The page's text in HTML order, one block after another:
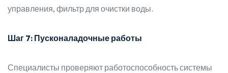
управления, фильтр для очистки воды.
Шаг 7: Пусконаладочные работы
Специалисты проверяют работоспособность системы